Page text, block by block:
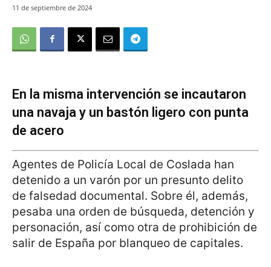
11 de septiembre de 2024
En la misma intervención se incautaron
una navaja y un bastón ligero con punta
de acero
Agentes de Policía Local de Coslada han
detenido a un varón por un presunto delito
de falsedad documental. Sobre él, además,
pesaba una orden de búsqueda, detención y
personación, así como otra de prohibición de
salir de España por blanqueo de capitales.